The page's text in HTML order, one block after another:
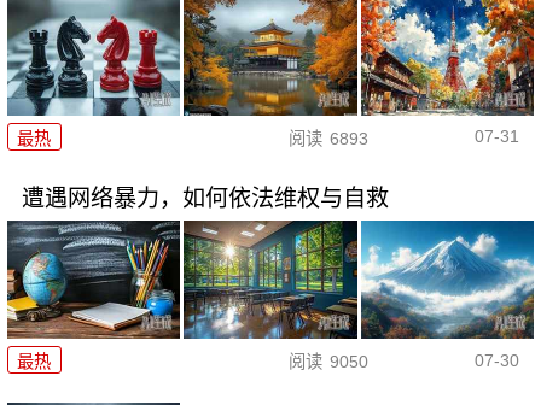
最热 阅读 6893 07-31
遭遇网络暴力，如何依法维权与自救
最热 阅读 9050 07-30